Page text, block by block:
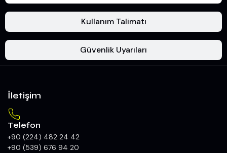
Kullanım Talimatı
Güvenlik Uyarıları
İletişim
Telefon
+90 (224) 482 24 42
+90 (539) 676 94 20